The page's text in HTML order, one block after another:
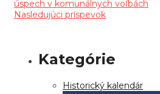
Nasledujúci príspevok
Historický kalendár